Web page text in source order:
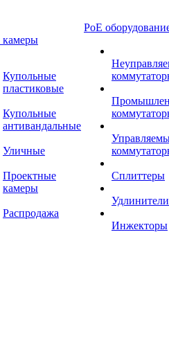
Купольные
пластиковые
Купольные
антивандальные
Уличные
Проектные
камеры
Распродажа
PoE
Сплиттеры
Удлинители
Инжекторы